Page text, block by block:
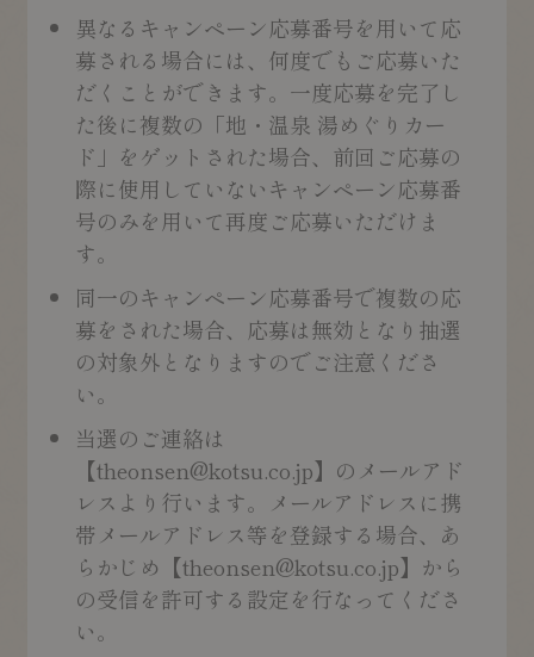
異なるキャンペーン応募番号を用いて応
募される場合には、何度でもご応募いた
だくことができます。一度応募を完了し
た後に複数の「地・温泉 湯めぐりカー
ド」をゲットされた場合、前回ご応募の
際に使用していないキャンペーン応募番
号のみを用いて再度ご応募いただけま
す。
同一のキャンペーン応募番号で複数の応
募をされた場合、応募は無効となり抽選
の対象外となりますのでご注意くださ
い。
当選のご連絡は
【theonsen@kotsu.co.jp】のメールアド
レスより行います。メールアドレスに携
帯メールアドレス等を登録する場合、あ
らかじめ【theonsen@kotsu.co.jp】から
の受信を許可する設定を行なってくださ
い。